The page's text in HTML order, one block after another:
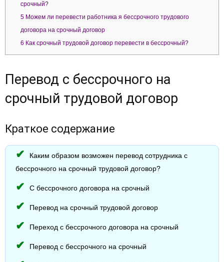
срочный?
5 Можем ли перевести работника я бессрочного трудового
договора на срочный договор
6 Как срочный трудовой договор перевести в бессрочный?
Перевод с бессрочного на
срочный трудовой договор
Краткое содержание
Каким образом возможен перевод сотрудника с
бессрочного на срочный трудовой договор?
С бессрочного договора на срочный
Перевод на срочный трудовой договор
Переход с бессрочного договора на срочный
Перевод с бессрочного на срочный